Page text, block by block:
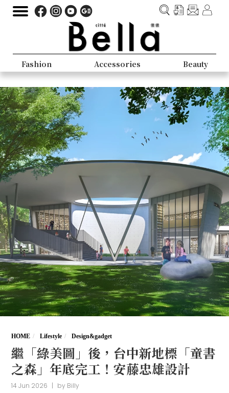
Fashion Accessories Beauty
HOME Lifestyle Design&gadget
繼「綠美圖」後，台中新地標「童書
之森」年底完工！安藤忠雄設計
14 Jun 2026 | by Billy